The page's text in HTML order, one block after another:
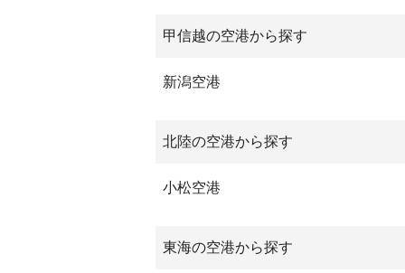
甲信越の空港から探す
新潟空港
北陸の空港から探す
小松空港
東海の空港から探す